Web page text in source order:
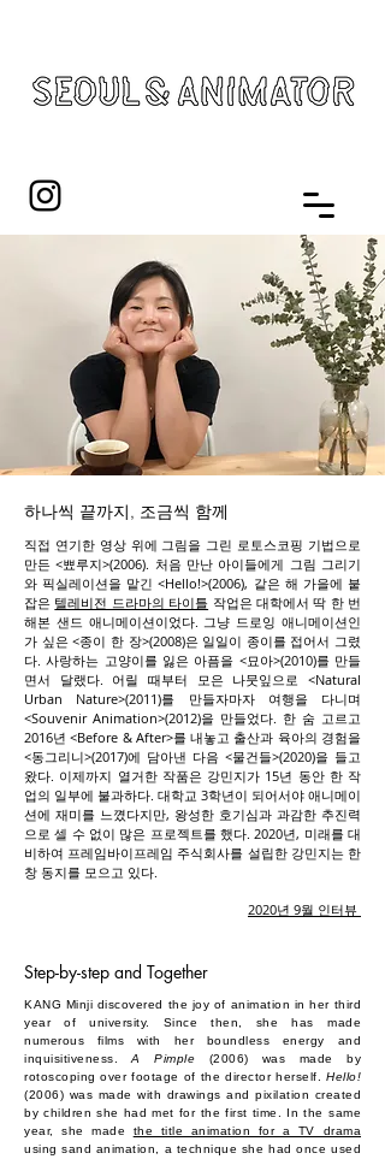
하나씩 끝까지, 조금씩 함께
직접 연기한 영상 위에 그림을 그린 로토스코핑 기법으로
만든 <뾰루지>(2006). 처음 만난 아이들에게 그림 그리기
와 픽실레이션을 맡긴<Hello!>(2006), 같은 해 가을에 붙
잡은 텔레비전 드라마의 타이틀 작업은 대학에서 딱 한 번
해본 샌드 애니메이션이었다. 그냥 드로잉 애니메이션인
가 싶은 <종이 한 장>(2008)은 일일이 종이를 접어서 그렸
다. 사랑하는 고양이를 잃은 아픔을 <묘아>(2010)를 만들
면서 달랬다. 어릴 때부터 모은 나뭇잎으로 <Natural
Urban Nature>(2011)를 만들자마자 여행을 다니며
<Souvenir Animation>(2012)을 만들었다. 한 숨 고르고
2016년 <Before & After>를 내놓고 출산과 육아의 경험을
<동그리니>(2017)에 담아낸 다음 <물건들>(2020)을 들고
왔다. 이제까지 열거한 작품은 강민지가 15년 동안 한 작
업의 일부에 불과하다. 대학교 3학년이 되어서야 애니메이
션에 재미를 느꼈다지만, 왕성한 호기심과 과감한 추진력
으로 셀 수 없이 많은 프로젝트를 했다. 2020년, 미래를 대
비하여 프레임바이프레임 주식회사를 설립한 강민지는 한
창 동지를 모으고 있다.
2020년 9월 인터뷰
Step-by-step and Together
KANG Minji discovered the joy of animation in her third
year of university. Since then, she has made
numerous films with her boundless energy and
inquisitiveness.A Pimple (2006) was made by
rotoscoping over footage of the director herself. Hello!
(2006) was made with drawings and pixilation created
by children she had met for the first time. In the same
year, she made the title animation for a TV drama
using sand animation, a technique she had once used